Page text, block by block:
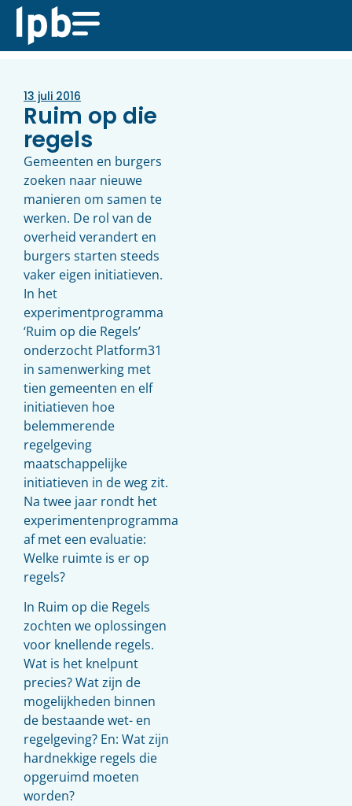
13 juli 2016
Ruim op die
regels
Gemeenten en burgers
zoeken naar nieuwe
manieren om samen te
werken. De rol van de
overheid verandert en
burgers starten steeds
vaker eigen initiatieven.
In het
experimentprogramma
‘Ruim op die Regels’
onderzocht Platform31
in samenwerking met
tien gemeenten en elf
initiatieven hoe
belemmerende
regelgeving
maatschappelijke
initiatieven in de weg zit.
Na twee jaar rondt het
experimentenprogramma
af met een evaluatie:
Welke ruimte is er op
regels?
In Ruim op die Regels
zochten we oplossingen
voor knellende regels.
Wat is het knelpunt
precies? Wat zijn de
mogelijkheden binnen
de bestaande wet- en
regelgeving? En: Wat zijn
hardnekkige regels die
opgeruimd moeten
worden?